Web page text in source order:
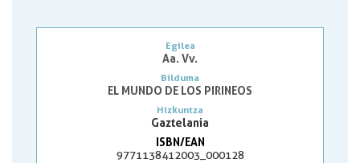
Egilea
Aa. Vv.
Bilduma
EL MUNDO DE LOS PIRINEOS
Hizkuntza
Gaztelania
ISBN/EAN
9771138412003_000128